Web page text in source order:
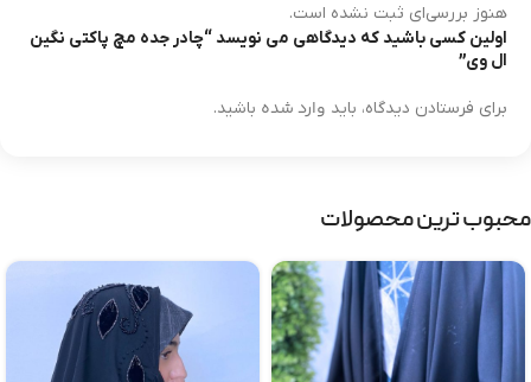
هنوز بررسی‌ای ثبت نشده است.
اولین کسی باشید که دیدگاهی می نویسد “چادر جده مچ پاکتی نگین
ال وی”
برای فرستادن دیدگاه، باید وارد شده باشید.
محبوب ترین محصولات